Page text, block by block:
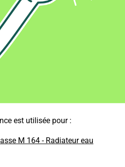
est utilisée pour :
M 164 - Radiateur eau